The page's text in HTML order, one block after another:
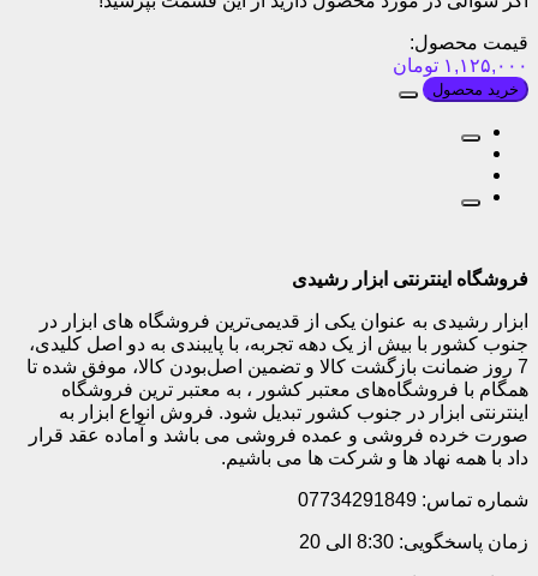
قیمت محصول:
۱,۱۲۵,۰۰۰ تومان
خرید محصول
فروشگاه اینترنتی ابزار رشیدی
ابزار رشیدی به عنوان یکی از قدیمی‌ترین فروشگاه های ابزار در
جنوب کشور با بیش از یک دهه تجربه، با پایبندی به دو اصل کلیدی،
7 روز ضمانت بازگشت کالا و تضمین اصل‌بودن کالا، موفق شده تا
همگام با فروشگاه‌های معتبر کشور ، به معتبر ترین فروشگاه
اینترنتی ابزار در جنوب کشور تبدیل شود. فروش انواع ابزار به
صورت خرده فروشی و عمده فروشی می باشد و آماده عقد قرار
داد با همه نهاد ها و شرکت ها می باشیم.
شماره تماس: 07734291849
زمان پاسخگویی: 8:30 الی 20